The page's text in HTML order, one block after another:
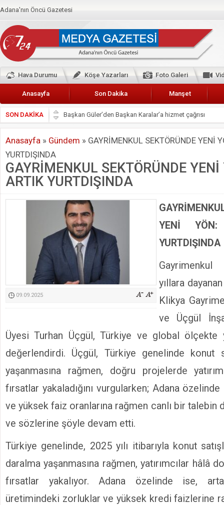
Adana'nın Öncü Gazetesi
Hava Durumu Köşe Yazarları Foto Galeri
Anasayfa Son Dakika Manşet
SON DAKİKA
Başkan Güler’den Başkan Karalar’a hizmet çağrısı
Lokantacılar ve Kebapçılar Esnaf Odası Başkanı Şefik
Hak-İş Abdurrahman Yücel
HDP İL BİNASININ ÖNÜNDE ANNELER TARİH
CEYHAN TİCARET ODASI
Hainler emellerine asla erişemeyecekler
BÖLGEMİZ ÇUKUROVA’DA 2019 YILI PAMUK
İyi Parti Yüreğir İlçe Başkanı Enis Akyürek
Kimyasallardan Koruma Derneği Başkanı Cennet Çelik
Anasayfa » Gündem » GAYRİMENKUL SEKTÖRÜNDE YENİ
YURTDIŞINDA
GAYRİMENKUL SEKTÖRÜNDE YENİ
ARTIK YURTDIŞINDA
09.09.2025
YENİ YÖN:
YURTDIŞINDA
yıllara
Klikya
ve Üçgül
Üyesi Turhan Üçgül, Türkiye ve global ölçekte
değerlendirdi. Üçgül, Türkiye genelinde konut
yaşanmasına rağmen, doğru projelerde
fırsatlar yakaladığını vurgularken; Adana
ve yüksek faiz oranlarına rağmen canlı bir
ve sözlerine şöyle devam etti.
Türkiye genelinde, 2025 yılı itibarıyla konut
daralma yaşanmasına rağmen, yatırımcılar hâlâ
fırsatlar yakalıyor. Adana özelinde ise,
üretimindeki zorluklar ve yüksek kredi faizlerine